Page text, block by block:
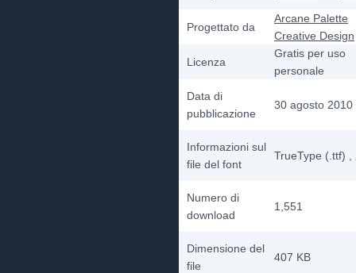
Progettato da
Arcane Palette
Creative Design
Licenza
Gratis per uso
personale
Data di
pubblicazione
30 agosto 2010
Informazioni sul
file del font
TrueType (.ttf)
Numero di
download
1,551
Dimensione del
file
407 KB